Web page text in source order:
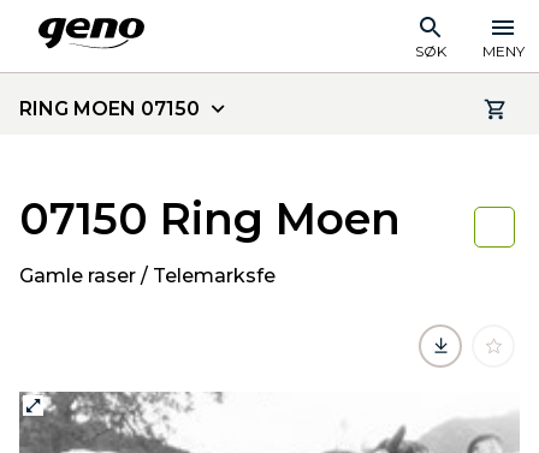
SØK MENY
RING MOEN 07150
07150 Ring Moen
Gamle raser / Telemarksfe